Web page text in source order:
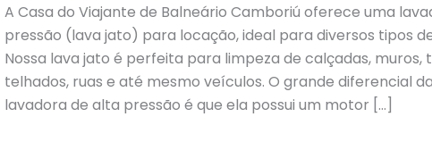
A Casa do Viajante de Balneário Camboriú oferece uma
pressão (lava jato) para locação, ideal para diversos tipos
Nossa lava jato é perfeita para limpeza de calçadas, muros,
telhados, ruas e até mesmo veículos. O grande diferencial
lavadora de alta pressão é que ela possui um motor […]